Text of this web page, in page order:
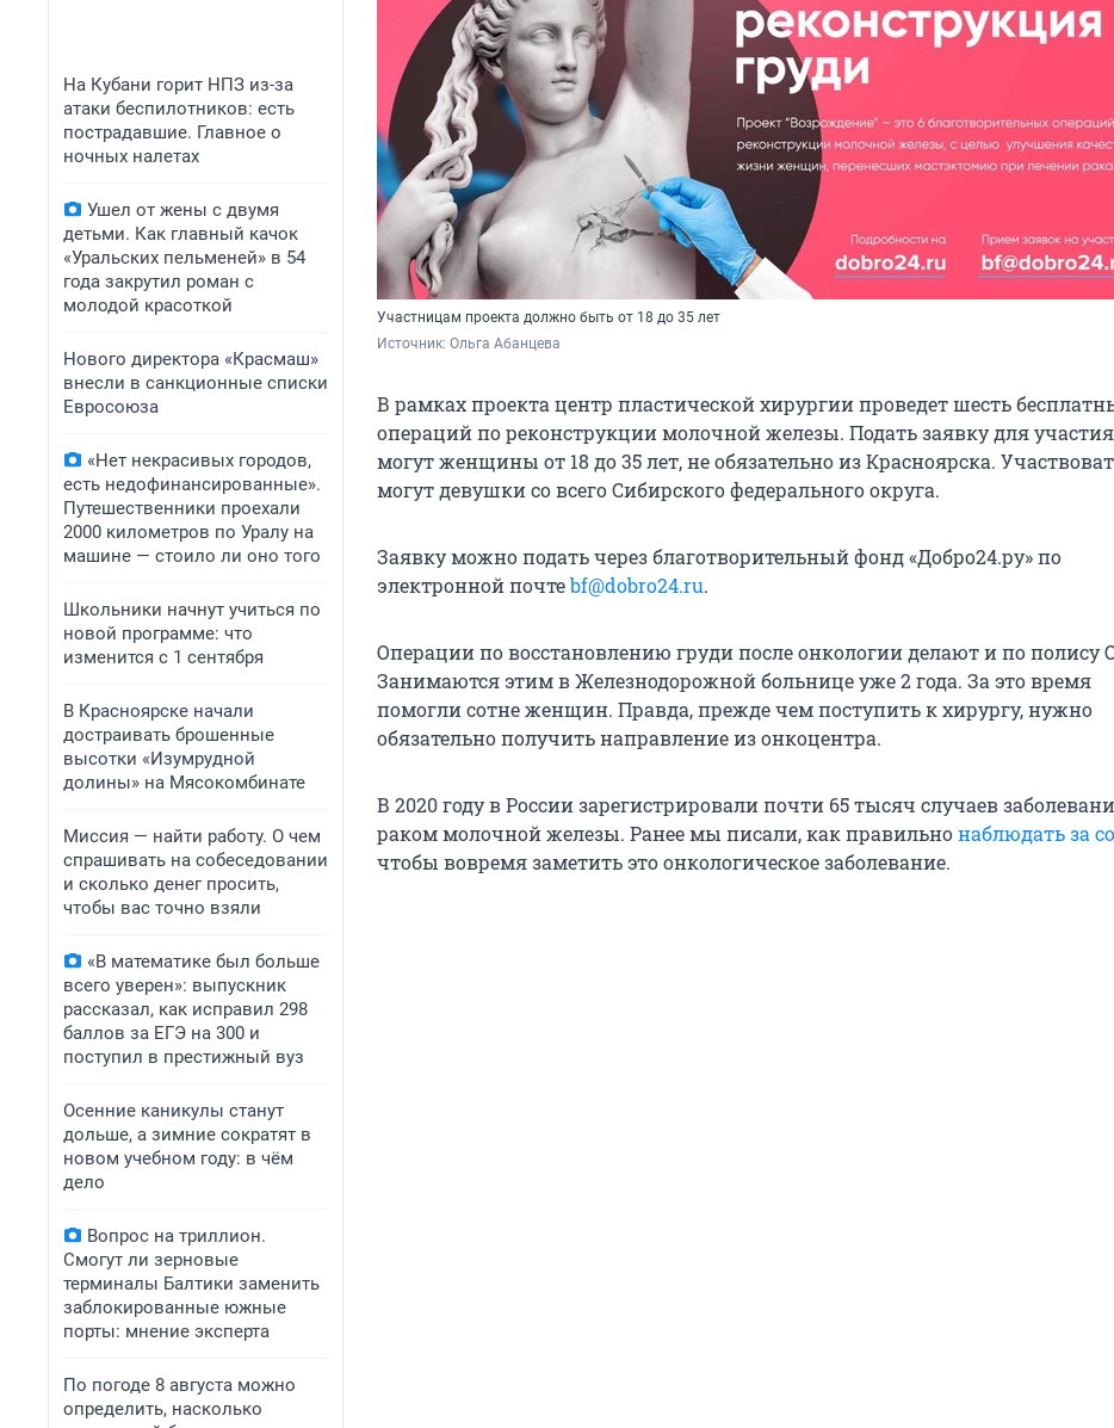
На Кубани горит НПЗ из-за
атаки беспилотников: есть
пострадавшие. Главное о
ночных налетах
Ушел от жены с двумя
детьми. Как главный качок
«Уральских пельменей» в 54
года закрутил роман с
молодой красоткой
Нового директора «Красмаш»
внесли в санкционные списки
Евросоюза
«Нет некрасивых городов,
есть недофинансированные».
Путешественники проехали
2000 километров по Уралу на
машине — стоило ли оно того
Школьники начнут учиться по
новой программе: что
изменится с 1 сентября
В Красноярске начали
достраивать брошенные
высотки «Изумрудной
долины» на Мясокомбинате
Миссия — найти работу. О чем
спрашивать на собеседовании
и сколько денег просить,
чтобы вас точно взяли
«В математике был больше
всего уверен»: выпускник
рассказал, как исправил 298
баллов за ЕГЭ на 300 и
поступил в престижный вуз
Осенние каникулы станут
дольше, а зимние сократят в
новом учебном году: в чём
дело
Вопрос на триллион.
Смогут ли зерновые
терминалы Балтики заменить
заблокированные южные
порты: мнение эксперта
По погоде 8 августа можно
определить, насколько
Участницам проекта должно быть от 18 до 35 лет
Источник: Ольга Абанцева
В рамках проекта центр пластической хирургии проведет шесть
операций по реконструкции молочной железы. Подать заявку для участия
могут женщины от 18 до 35 лет, не обязательно из Красноярска.
могут девушки со всего Сибирского федерального округа.
Заявку можно подать через благотворительный фонд «Добро24.ру» по
электронной почтеbf@dobro24.ru.
Операции по восстановлению груди после онкологии делают и по полису
Занимаются этим в Железнодорожной больнице уже 2 года. За это время
помогли сотне женщин. Правда, прежде чем поступить к хирургу, нужно
обязательно получить направление из онкоцентра.
В 2020 году в России зарегистрировали почти 65 тысяч случаев
раком молочной железы. Ранее мы писали, как правильнонаблюдать за
чтобы вовремя заметить это онкологическое заболевание.